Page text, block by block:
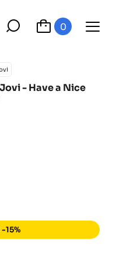
0
- Have a Nice
15%